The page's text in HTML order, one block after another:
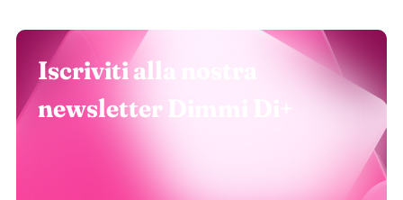
Iscriviti alla nostra
newsletter Dimmi Di+